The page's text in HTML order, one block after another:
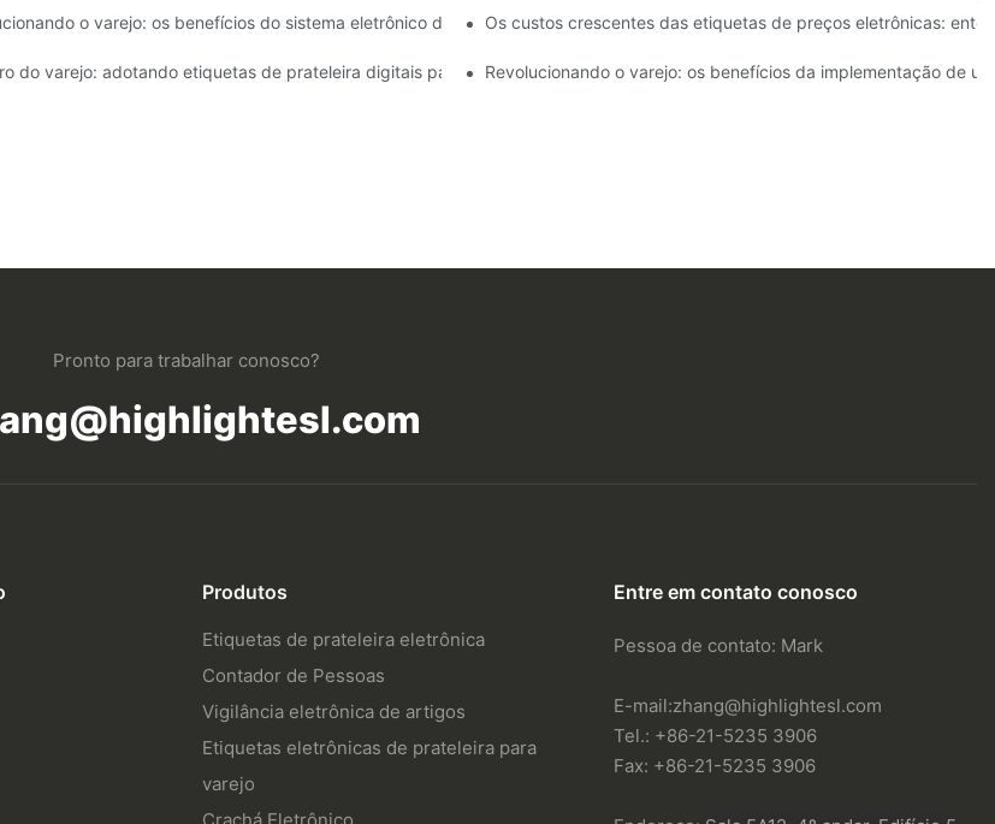
o varejo: os benefícios do sistema eletrônico de etiquetas de preçosOs custos crescentes das etiquetas de preços eletrônicas:
experiência de compra
do varejo: adotando etiquetas de prateleira digitais para uma experiência de compra moderna
Revolucionando o varejo: os benefícios da implementação de
Pronto para trabalhar conosco?
Produtos
Etiquetas de prateleira eletrônica
Contador de Pessoas
Vigilância eletrônica de artigos
Etiquetas eletrônicas de prateleira para
varejo
Entre em contato conosco
Pessoa de contato: Mark
E-mail:zhang@highlightesl.com
Tel.: +86-21-5235 3906
Fax: +86-21-5235 3906